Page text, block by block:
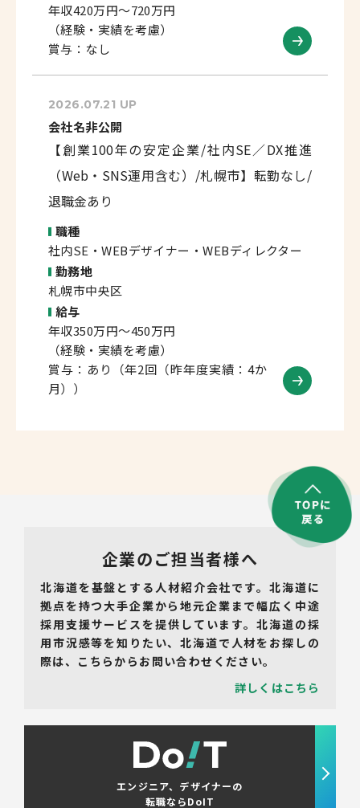
年収420万円～720万円
（経験・実績を考慮）
賞与：なし
2026.07.21 UP
会社名非公開
【創業100年の安定企業/社内SE／DX推進
（Web・SNS運用含む）/札幌市】転勤なし/
退職金あり
職種
社内SE・WEBデザイナー・WEBディレクター
勤務地
札幌市中央区
給与
年収350万円～450万円
（経験・実績を考慮）
賞与：あり（年2回（昨年度実績：4か
月））
企業のご担当者様へ
北海道を基盤とする人材紹介会社です。北海道に
拠点を持つ大手企業から地元企業まで幅広く中途
採用支援サービスを提供しています。北海道の採
用市況感等を知りたい、北海道で人材をお探しの
際は、こちらからお問い合わせください。
詳しくはこちら
エンジニア、デザイナーの
転職ならDoIT